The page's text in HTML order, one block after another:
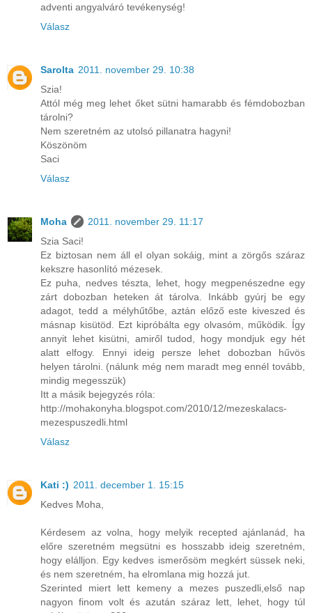
adventi angyalváró tevékenység!
Válasz
Sarolta 2011. november 29. 10:38
Szia!
Attól még meg lehet őket sütni hamarabb és fémdobozban
tárolni?
Nem szeretném az utolsó pillanatra hagyni!
Köszönöm
Saci
Válasz
Moha
2011. november 29. 11:17
Szia Saci!
Ez biztosan nem áll el olyan sokáig, mint a zörgős száraz
kekszre hasonlító mézesek.
Ez puha, nedves tészta, lehet, hogy megpenészedne egy
zárt dobozban heteken át tárolva. Inkább gyúrj be egy
adagot, tedd a mélyhűtőbe, aztán előző este kiveszed és
másnap kisütöd. Ezt kipróbálta egy olvasóm, működik. Így
annyit lehet kisütni, amiről tudod, hogy mondjuk egy hét
alatt elfogy. Ennyi ideig persze lehet dobozban hűvös
helyen tárolni. (nálunk még nem maradt meg ennél tovább,
mindig megesszük)
Itt a másik bejegyzés róla:
http://mohakonyha.blogspot.com/2010/12/mezeskalacs-
mezespuszedli.html
Válasz
Kati :) 2011. december 1. 15:15
Kedves Moha,
Kérdesem az volna, hogy melyik recepted ajánlanád, ha
előre szeretném megsütni es hosszabb ideig szeretném,
hogy elálljon. Egy kedves ismerősöm megkért süssek neki,
és nem szeretném, ha elromlana mig hozzá jut.
Szerinted miert lett kemeny a mezes puszedli,első nap
nagyon finom volt és azután száraz lett, lehet, hogy túl